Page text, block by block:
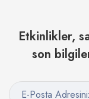
Etkinlikler,
son